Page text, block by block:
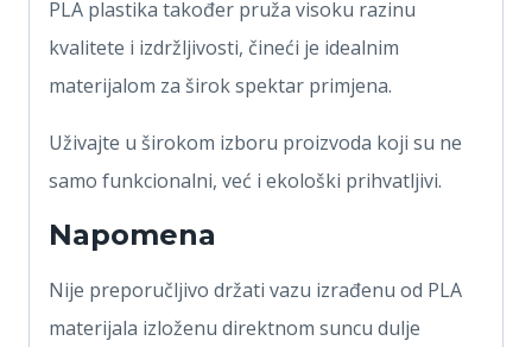
PLA plastika također pruža visoku razinu
kvalitete i izdržljivosti, čineći je idealnim
materijalom za širok spektar primjena.
Uživajte u širokom izboru proizvoda koji su ne
samo funkcionalni, već i ekološki prihvatljivi.
Napomena
Nije preporučljivo držati vazu izrađenu od PLA
materijala izloženu direktnom suncu dulje